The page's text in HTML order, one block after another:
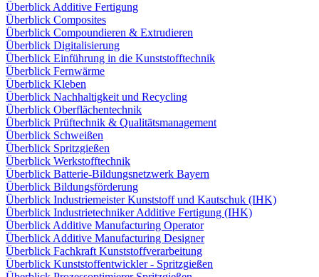
Überblick Additive Fertigung
Überblick Composites
Überblick Compoundieren & Extrudieren
Überblick Digitalisierung
Überblick Einführung in die Kunststofftechnik
Überblick Fernwärme
Überblick Kleben
Überblick Nachhaltigkeit und Recycling
Überblick Oberflächentechnik
Überblick Prüftechnik & Qualitätsmanagement
Überblick Schweißen
Überblick Spritzgießen
Überblick Werkstofftechnik
Überblick Batterie-Bildungsnetzwerk Bayern
Überblick Bildungsförderung
Überblick Industriemeister Kunststoff und Kautschuk (IHK)
Überblick Industrietechniker Additive Fertigung (IHK)
Überblick Additive Manufacturing Operator
Überblick Additive Manufacturing Designer
Überblick Fachkraft Kunststoffverarbeitung
Überblick Kunststoffentwickler - Spritzgießen